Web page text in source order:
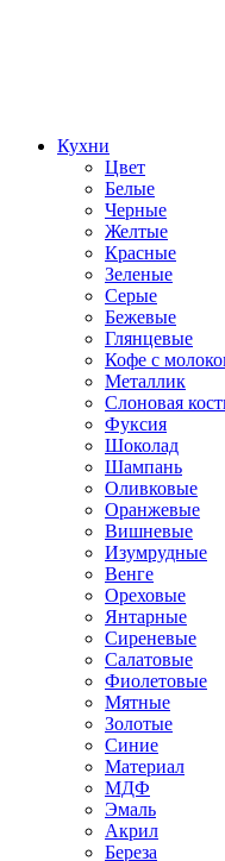
Кухни
Цвет
Белые
Черные
Желтые
Красные
Зеленые
Серые
Бежевые
Глянцевые
Кофе с
Металлик
Слоновая
Фуксия
Шоколад
Шампань
Оливковые
Оранжевые
Вишневые
Изумрудные
Венге
Ореховые
Янтарные
Сиреневые
Салатовые
Фиолетовые
Мятные
Золотые
Синие
Материал
МДФ
Эмаль
Акрил
Береза